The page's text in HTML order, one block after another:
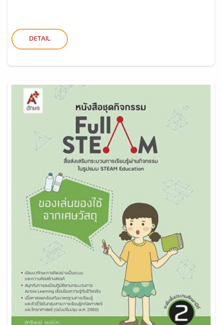
DETAIL